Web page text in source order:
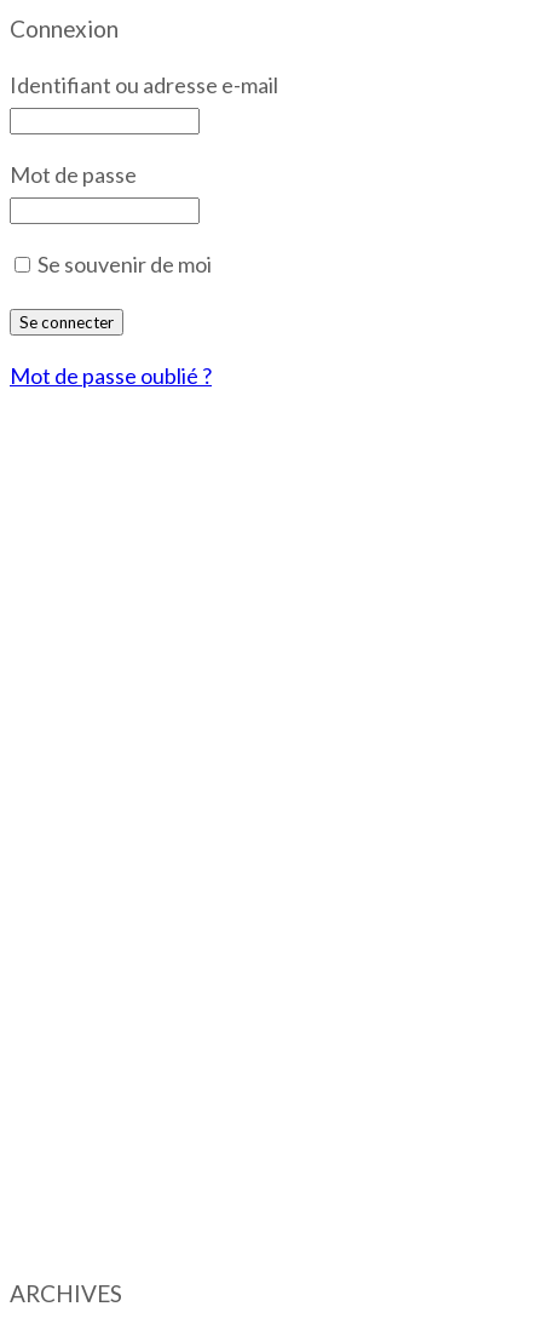
Connexion
Identifiant ou adresse e-mail
Mot de passe
Se souvenir de moi
Mot de passe oublié ?
ARCHIVES